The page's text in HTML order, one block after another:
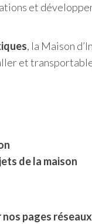
et
, la Maison
et
de la maison
pages